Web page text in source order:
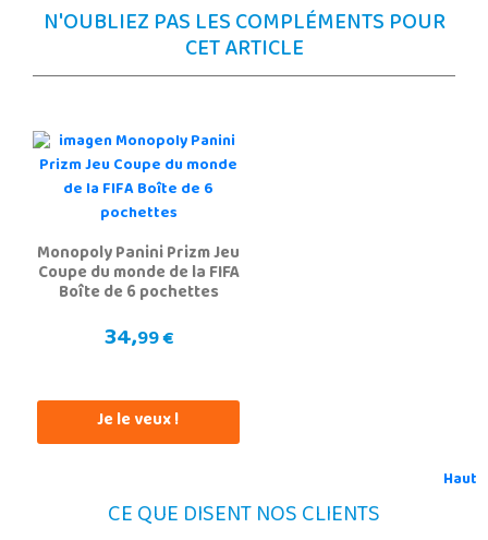
N'OUBLIEZ PAS LES COMPLÉMENTS POUR
CET ARTICLE
Monopoly Panini Prizm Jeu
Coupe du monde de la FIFA
Boîte de 6 pochettes
34,99 €
Je le veux !
Haut
CE QUE DISENT NOS CLIENTS